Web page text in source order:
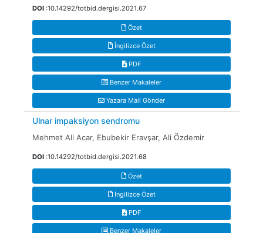
DOI :10.14292/totbid.dergisi.2021.67
Özet
İngilizce Özet
PDF
Benzer Makaleler
Yazara Mail Gönder
Ulnar impaksiyon sendromu
Mehmet Ali Acar, Ebubekir Eravşar, Ali Özdemir
DOI :10.14292/totbid.dergisi.2021.68
Özet
İngilizce Özet
PDF
Benzer Makaleler